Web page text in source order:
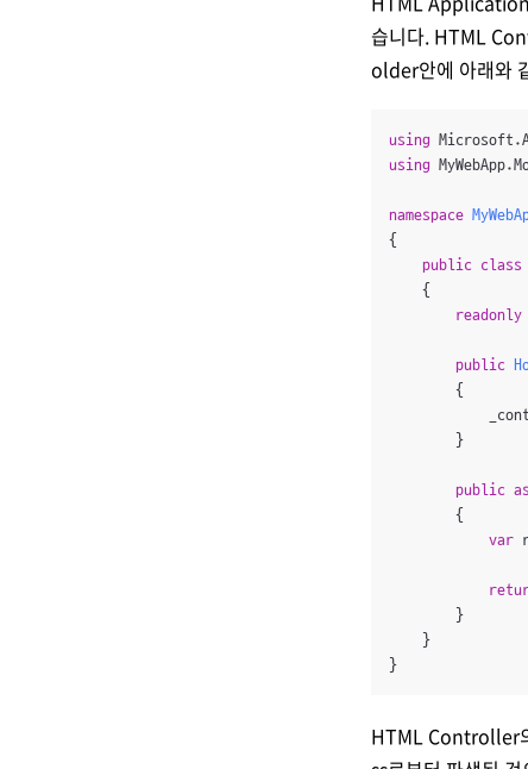
습니다. HTML
older안에 아래와
using
using
namespace
{
public class
    {
readonly
public
        {
        }
public
        {
var
        }
    }
}
HTML Controller